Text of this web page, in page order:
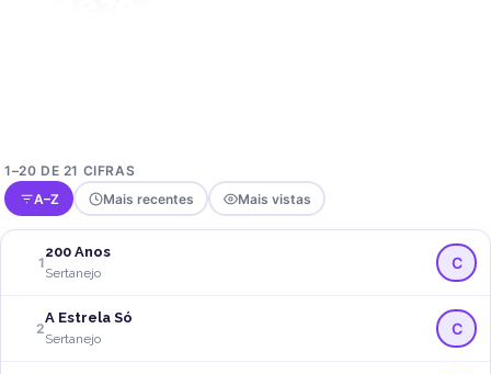
1–20 DE 21 CIFRAS
A–Z
Mais recentes Mais vistas
1
200 Anos
Sertanejo
C
2
A Estrela Só
Sertanejo
C